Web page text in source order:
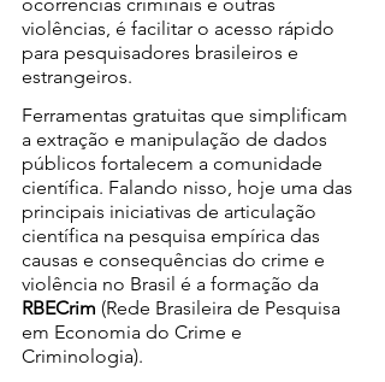
violências, é facilitar o acesso rápido
para pesquisadores brasileiros e
estrangeiros.
Ferramentas gratuitas que simplificam
a extração e manipulação de dados
públicos fortalecem a comunidade
científica. Falando nisso, hoje uma das
principais iniciativas de articulação
científica na pesquisa empírica das
causas e consequências do crime e
violência no Brasil é a formação da
RBECrim (Rede Brasileira de Pesquisa
em Economia do Crime e
Criminologia).